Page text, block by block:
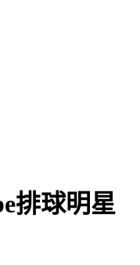
排球明星